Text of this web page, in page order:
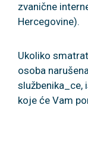
zvanične
Hercegovine).
Ukoliko
osoba
koje će Vam